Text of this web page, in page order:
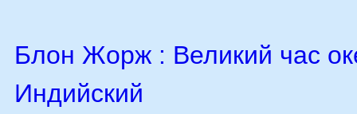
Блон Жорж : Великий час
Индийский